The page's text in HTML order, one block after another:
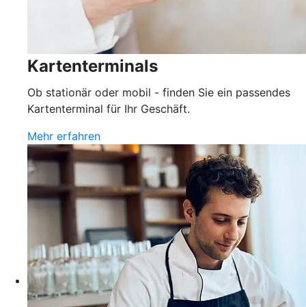
Kartenterminals
Ob stationär oder mobil - finden Sie ein passendes
Kartenterminal für Ihr Geschäft.
Mehr erfahren